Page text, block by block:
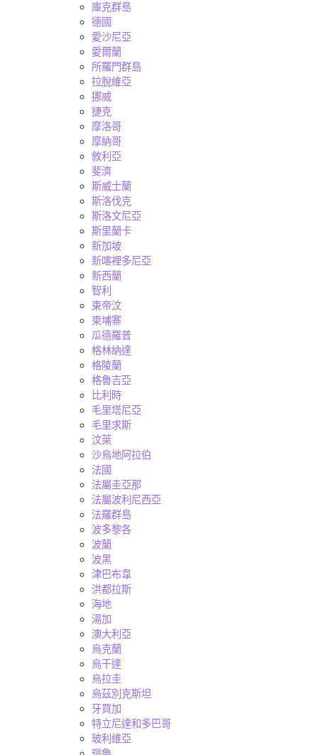
庫克群島
德國
愛沙尼亞
愛爾蘭
所羅門群島
拉脫維亞
挪威
捷克
摩洛哥
摩納哥
敘利亞
斐濟
斯威士蘭
斯洛伐克
斯洛文尼亞
斯里蘭卡
新加坡
新喀裡多尼亞
新西蘭
智利
東帝汶
柬埔寨
瓜德羅普
格林納達
格陵蘭
格魯吉亞
比利時
毛里塔尼亞
毛里求斯
汶萊
沙烏地阿拉伯
法國
法屬圭亞那
法屬波利尼西亞
法羅群島
波多黎各
波蘭
波黑
津巴布韋
洪都拉斯
海地
湯加
澳大利亞
烏克蘭
烏干達
烏拉圭
烏茲別克斯坦
牙買加
特立尼達和多巴哥
玻利維亞